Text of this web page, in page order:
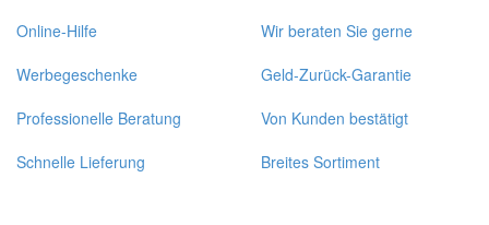
Online-Hilfe
Wir beraten Sie gerne
Werbegeschenke
Geld-Zurück-Garantie
Professionelle Beratung
Von Kunden bestätigt
Schnelle Lieferung
Breites Sortiment